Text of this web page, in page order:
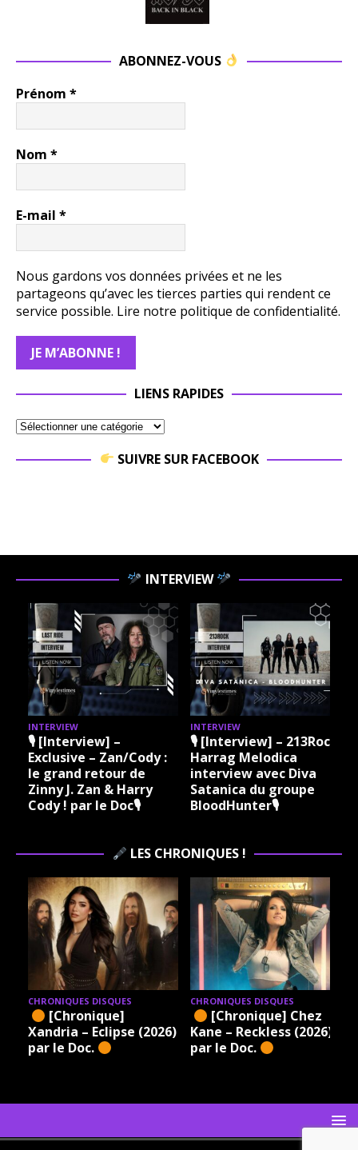
ABONNEZ-VOUS
Prénom *
Nom *
E-mail *
Nous gardons vos données privées et ne les
partageons qu’avec les tierces parties qui rendent ce
service possible. Lire notre politique de confidentialité.
LIENS RAPIDES
SUIVRE SUR FACEBOOK
INTERVIEW
INTERVIEW
🎙 [Interview] –
Exclusive – Zan/Cody :
le grand retour de
Zinny J. Zan & Harry
Cody ! par le Doc🎙
INTERVIEW
🎙 [Interview] – 213Rock
Harrag Melodica
interview avec Diva
Satanica du groupe
BloodHunter🎙
LES CHRONIQUES !
CHRONIQUES DISQUES
[Chronique]
Xandria – Eclipse (2026)
par le Doc.
CHRONIQUES DISQUES
[Chronique] Chez
Kane – Reckless (2026)
par le Doc.